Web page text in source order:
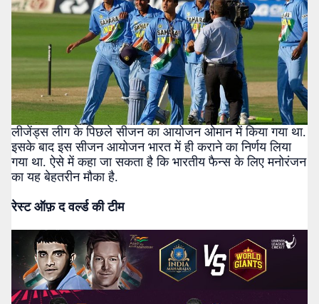
लीजेंड्स लीग के पिछले सीजन का आयोजन ओमान में किया गया था.
इसके बाद इस सीजन आयोजन भारत में ही कराने का निर्णय लिया
गया था. ऐसे में कहा जा सकता है कि भारतीय फैन्स के लिए मनोरंजन
का यह बेहतरीन मौका है.
रेस्ट ऑफ़ द वर्ल्ड की टीम